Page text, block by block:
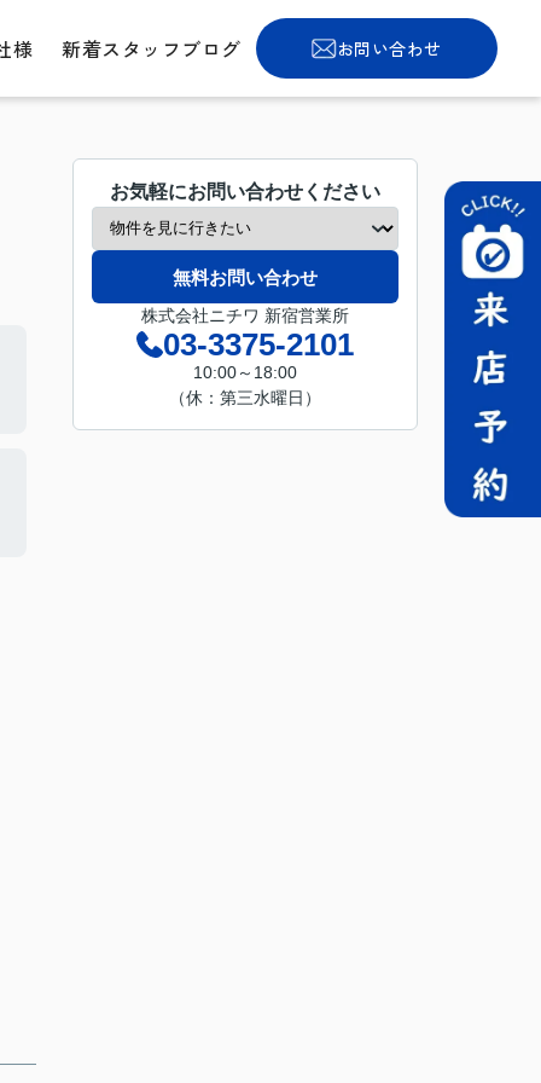
様 新着スタッフブログ お問い合わせ
お気軽にお問い合わせください
無料お問い合わせ
株式会社ニチワ 新宿営業所
03-3375-2101
10:00～18:00
（休：第三水曜日）